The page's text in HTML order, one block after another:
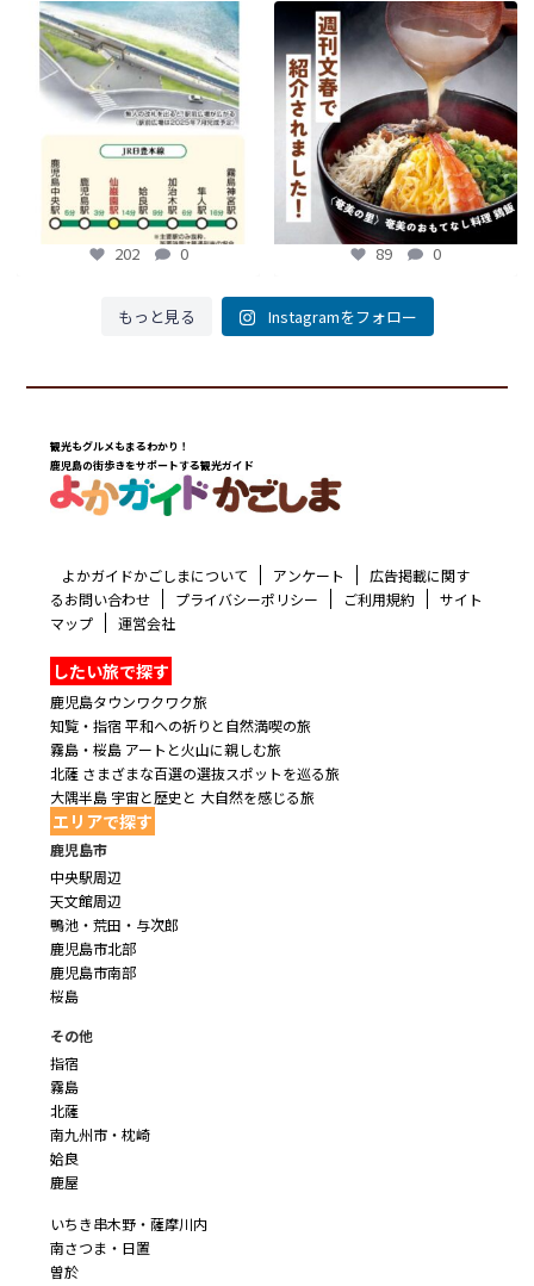
【鹿児島観光トピックス】〜鹿児島中
央駅から約8分!! 「仙巌園駅」誕生〜
...
202 0
202 0
【fromよかガイド】～かごかご . jpか
らのお知らせ ～
...
89 0
89 0
もっと見る Instagramをフォロー
観光もグルメもまるわかり！
鹿児島の街歩きをサポートする観光ガイド
よかガイドかごしまについて アンケート
広告掲載に関す
るお問い合わせ
プライバシーポリシー ご利用規約
サイト
マップ
運営会社
したい旅で探す
鹿児島タウンワクワク旅
知覧・指宿 平和への祈りと自然満喫の旅
霧島・桜島 アートと火山に親しむ旅
北薩 さまざまな百選の選抜スポットを巡る旅
大隅半島 宇宙と歴史と 大自然を感じる旅
エリアで探す
鹿児島市
中央駅周辺
天文館周辺
鴨池・荒田・与次郎
鹿児島市北部
鹿児島市南部
桜島
その他
指宿
霧島
北薩
南九州市・枕崎
姶良
鹿屋
いちき串木野・薩摩川内
南さつま・日置
曽於